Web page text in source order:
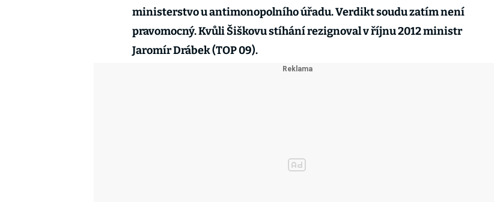
ministerstvo u antimonopolního úřadu. Verdikt soudu zatím není
pravomocný. Kvůli Šiškovu stíhání rezignoval v říjnu 2012 ministr
Jaromír Drábek (TOP 09).